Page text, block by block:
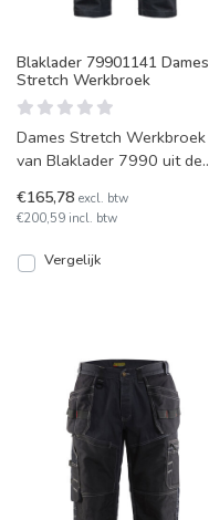
Blaklader 79901141 Dames
Stretch Werkbroek
Dames Stretch Werkbroek
van Blaklader 7990 uit de
diverse maten in de kleu
€165,78 excl. btw
€200,59 incl. btw
Vergelijk